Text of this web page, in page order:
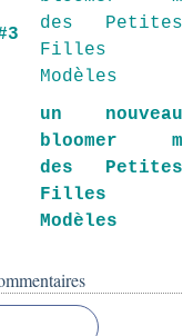
un nouveau
bloomer m
des Petites
Filles
Modèles